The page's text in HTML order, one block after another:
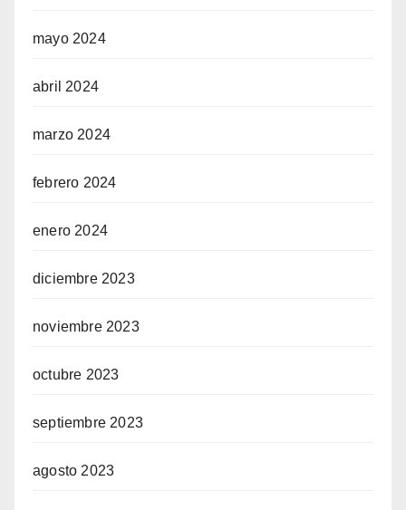
mayo 2024
abril 2024
marzo 2024
febrero 2024
enero 2024
diciembre 2023
noviembre 2023
octubre 2023
septiembre 2023
agosto 2023